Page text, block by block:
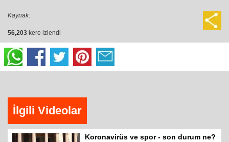
Kaynak:
56,203 kere izlendi
İlgili Videolar
Koronavirüs ve spor - son durum ne?